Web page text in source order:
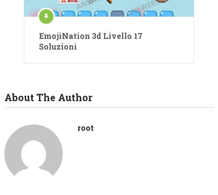
EmojiNation 3d Livello 17
Soluzioni
About The Author
root